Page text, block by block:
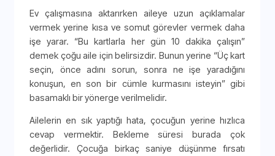
Ev çalışmasına aktarırken aileye uzun açıklamalar
vermek yerine kısa ve somut görevler vermek daha
işe yarar. “Bu kartlarla her gün 10 dakika çalışın”
demek çoğu aile için belirsizdir. Bunun yerine “Üç kart
seçin, önce adını sorun, sonra ne işe yaradığını
konuşun, en son bir cümle kurmasını isteyin” gibi
basamaklı bir yönerge verilmelidir.
Ailelerin en sık yaptığı hata, çocuğun yerine hızlıca
cevap vermektir. Bekleme süresi burada çok
değerlidir. Çocuğa birkaç saniye düşünme fırsatı